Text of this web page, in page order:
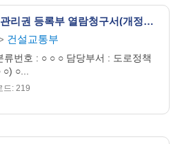
유료도로 관리권 등록부 열람청구서(개정99.3.25)
건설교통부
류번호 : ○ ○ ○ 담당부서 : 도로정책
○...
드: 219